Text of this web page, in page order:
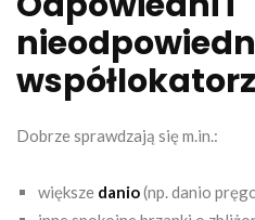
Dobrze sprawdzają się m.in.:
większe danio(np. danio